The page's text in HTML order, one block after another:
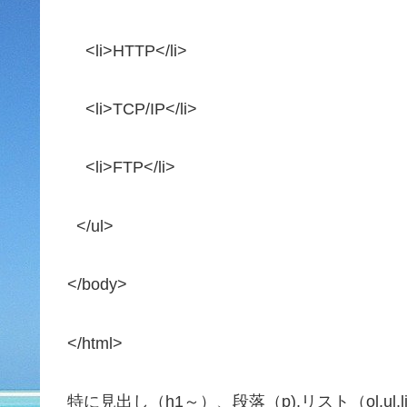
<li>HTTP</li>
<li>TCP/IP</li>
<li>FTP</li>
</ul>
</body>
</html>
特に見出し（h1～）、段落（p),リスト（